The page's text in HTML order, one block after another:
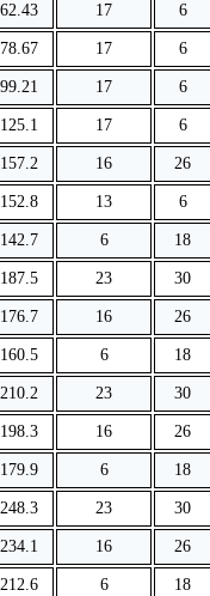
62.43 17 6
78.67 17 6
99.21 17 6
125.1 17 6
157.2 16 26
152.8 13 6
142.7 6 18
187.5 23 30
176.7 16 26
160.5 6 18
210.2 23 30
198.3 16 26
179.9 6 18
248.3 23 30
234.1 16 26
212.6 6 18